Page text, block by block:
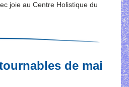
joie au Centre Holistique du
de mai